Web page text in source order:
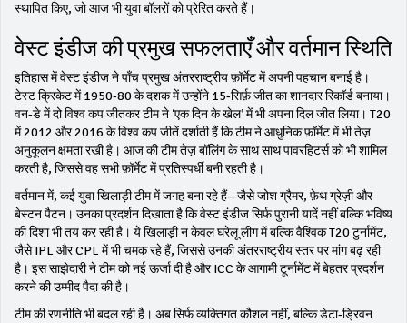
स्थापित किए, जो आज भी युवा बॉलरों को प्रेरित करते हैं।
वेस्ट इंडीज की प्रमुख सफलताएँ और वर्तमान स्थिति
इतिहास में वेस्ट इंडीज ने पाँच प्रमुख अंतरराष्ट्रीय फ़ॉर्मेट में अपनी पहचान बनाई है।
टेस्‍ट क्रिकेट में 1950‑80 के दशक में उन्होंने 15‑सिर्फ़ जीत का शानदार रिकॉर्ड बनाया।
वन‑डे में दो विश्व कप जीतकर टीम ने ‘एक दिन के खेल’ में भी अपना दिल जीत लिया। T20
में 2012 और 2016 के विश्व कप जीतें दर्शाती हैं कि टीम ने आधुनिक फ़ॉर्मेट में भी तेज़
अनुकूलन क्षमता रखी है। आज की टीम तेज़ बॉलिंग के साथ साथ पावरहिटर्स को भी शामिल
करती है, जिससे वह सभी फ़ॉर्मेट में प्रतिस्पर्धी बनी रहती है।
वर्तमान में, कई युवा खिलाड़ी टीम में जगह बना रहे हैं—जैसे जोश ग्रैमर, फ़ेथ ग्रेज़ी और
बेस्टन पैटन। उनका प्रदर्शन दिखाता है कि वेस्ट इंडीज सिर्फ पुरानी यादें नहीं बल्कि भविष्य
की दिशा भी तय कर रही है। ये खिलाड़ी न केवल घरेलू लीग में बल्कि वैश्विक T20 टुर्नामेंट,
जैसे IPL और CPL में भी चमक रहे हैं, जिससे उनकी अंतरराष्ट्रीय स्तर पर मांग बढ़ रही
है। इस साझेदारी ने टीम को नई ऊर्जा दी है और ICC के आगामी टूर्नामेंट में बेहतर प्रदर्शन
करने की उम्मीद पैदा की है।
टीम की रणनीति भी बदल रही है। अब सिर्फ व्यक्तिगत कौशल नहीं, बल्कि डेटा‑ड्रिवन